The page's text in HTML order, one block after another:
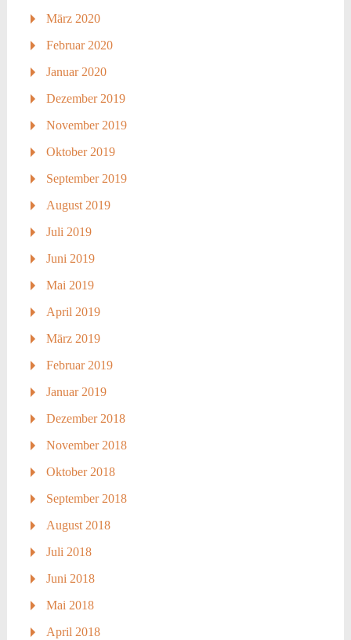
März 2020
Februar 2020
Januar 2020
Dezember 2019
November 2019
Oktober 2019
September 2019
August 2019
Juli 2019
Juni 2019
Mai 2019
April 2019
März 2019
Februar 2019
Januar 2019
Dezember 2018
November 2018
Oktober 2018
September 2018
August 2018
Juli 2018
Juni 2018
Mai 2018
April 2018